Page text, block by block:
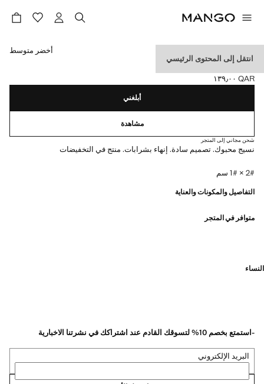
انتقل إلى المحتوى الرئيسي
وشاح بحواف بأهداب
السعر الحالي [QAR ١٣٩٫٠٠ ]
QAR ١٣٩٫٠٠
حدد اللون
أخضر متوسط
أبلغني
مشاهدة
شحن مجاني إلى المتجر
نسيج محبوك. تصميم سادة. إنهاء بشرابات. منتج في التخفيضات
2# × 1# سم
التفاصيل والمكونات والعناية
متوافر في المتجر
النساء
-استمتع بخصم 10% لتسوقك القادم عند اشتراكك في نشرتنا الاخبارية
البريد الإلكتروني